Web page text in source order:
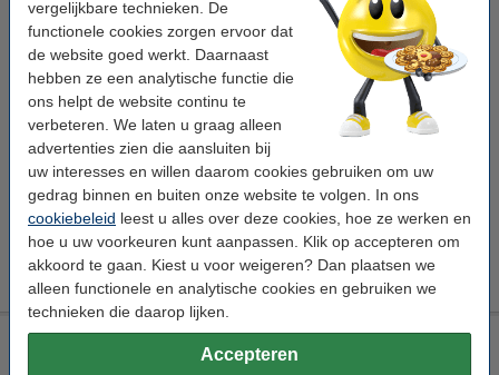
vergelijkbare technieken. De
functionele cookies zorgen ervoor dat
de website goed werkt. Daarnaast
hebben ze een analytische functie die
ons helpt de website continu te
verbeteren. We laten u graag alleen
advertenties zien die aansluiten bij
uw interesses en willen daarom cookies gebruiken om uw
gedrag binnen en buiten onze website te volgen. In ons
cookiebeleid leest u alles over deze cookies, hoe ze werken en
hoe u uw voorkeuren kunt aanpassen. Klik op accepteren om
akkoord te gaan. Kiest u voor weigeren? Dan plaatsen we
alleen functionele en analytische cookies en gebruiken we
technieken die daarop lijken.
Accepteren
Pantum TL-A5120 toner zwart (123inkt huismerk)
€ 49,50
Printerkabels
Pantum levert GEEN USB-kabel mee.
123inkt USB-printerkabel zwart (2
meter)
€ 4,50
Downloads
Specificaties (EN)
Handleiding (EN)
Drivers
Opties
Toners
Papier
Netwerkkabel
Pantum BP5100DW A4 laserprinter zwart-wit met wifi